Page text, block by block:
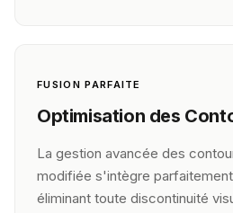
FUSION PARFAITE
Optimisation des
La gestion avancée des
modifiée s'intègre
éliminant toute discontinuité